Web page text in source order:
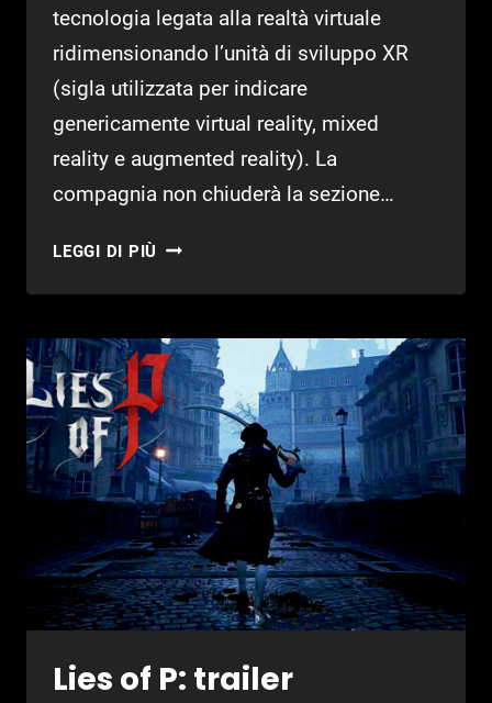
tecnologia legata alla realtà virtuale
ridimensionando l’unità di sviluppo XR
(sigla utilizzata per indicare
genericamente virtual reality, mixed
reality e augmented reality). La
compagnia non chiuderà la sezione…
LEGGI DI PIÙ TENCENT
LA
Lies of P: trailer